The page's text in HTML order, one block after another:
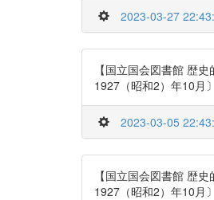
2023-03-27
【国立国会図書館 歴
1927（昭和2）年10月
2023-03-05
【国立国会図書館 歴
1927（昭和2）年10月